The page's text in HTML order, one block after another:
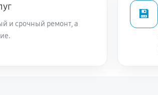
и срочный ремонт, а
💾